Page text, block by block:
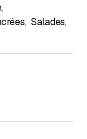
,
, Salades,